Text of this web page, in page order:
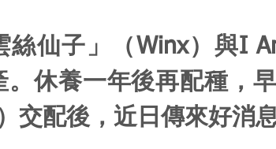
絲仙子」（Winx）與I
。休養一年後再配種，
交配後，近日傳來好消息